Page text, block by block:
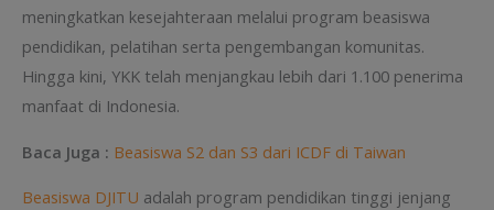
meningkatkan kesejahteraan melalui program beasiswa
pendidikan, pelatihan serta pengembangan komunitas.
Hingga kini, YKK telah menjangkau lebih dari 1.100 penerima
manfaat di Indonesia.
Baca Juga : Beasiswa S2 dan S3 dari ICDF di Taiwan
Beasiswa DJITU adalah program pendidikan tinggi jenjang